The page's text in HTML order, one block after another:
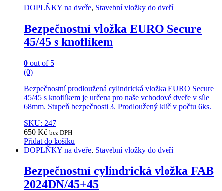
DOPLŇKY na dveře, Stavební vložky do dveří
Bezpečnostní vložka EURO Secure
45/45 s knoflíkem
0 out of 5
(0)
Bezpečnostní prodloužená cylindrická vložka EURO Secure
45/45 s knoflíkem je určena pro naše vchodové dveře v síle
68mm. Stupeň bezpečnosti 3. Prodloužený klíč v počtu 6ks.
SKU: 247
650 Kč bez DPH
Přidat do košíku
DOPLŇKY na dveře, Stavební vložky do dveří
Bezpečnostní cylindrická vložka FAB
2024DN/45+45